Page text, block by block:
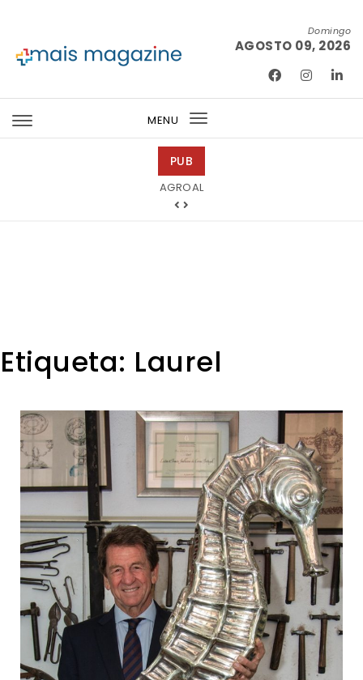
Domingo
AGOSTO 09, 2026
MENU
Toggle
PUB
Tintas 2000
Etiqueta: Laurel